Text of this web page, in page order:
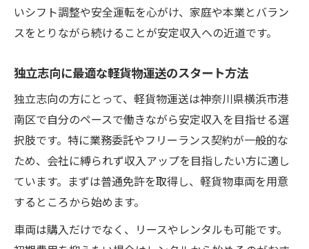
いシフト調整や安全運転を心がけ、家庭や本業とバラン
スをとりながら続けることが安定収入への近道です。
独立志向に最適な軽貨物運送のスタート方法
独立志向の方にとって、軽貨物運送は神奈川県横浜市港
南区で自分のペースで働きながら安定収入を目指せる選
択肢です。特に業務委託やフリーランス契約が一般的な
ため、会社に縛られず収入アップを目指したい方に適し
ています。まずは普通免許を取得し、軽貨物車両を用意
するところから始めます。
車両は購入だけでなく、リースやレンタルも可能です。